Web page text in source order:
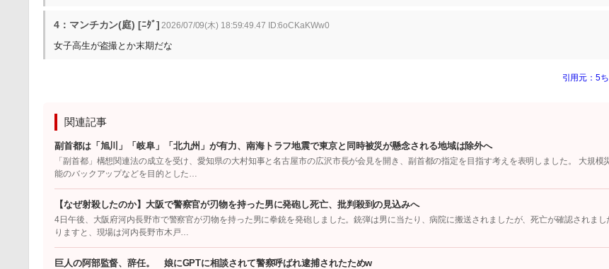
4：マンチカン(庭) [ﾆﾀﾞ] 2026/07/09(木) 18:59:49.47 ID:6oCKaKWw0
女子高生が盗撮とか末期だな
引用元：5
関連記事
副首都は「旭川」「岐阜」「北九州」が有力、南海トラフ地震で東京と同時被災が懸念される地域は除外へ
「副首都」構想関連法の成立を受け、愛知県の大村知事と名古屋市の広沢市長が会見を開き、副首都の指定を目指す考えを表明しました。 大規模
能のバックアップなどを目的とした…
【なぜ射殺したのか】大阪で警察官が刃物を持った男に発砲し死亡、批判殺到の見込みへ
4日午後、大阪府河内長野市で警察官が刃物を持った男に拳銃を発砲しました。銃弾は男に当たり、病院に搬送されましたが、死亡が確認されま
りますと、現場は河内長野市木戸…
巨人の阿部監督、辞任。 娘にGPTに相談されて警察呼ばれ逮捕されたためw